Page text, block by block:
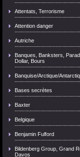
Attentats, Terrorisme
Attention danger
Autriche
Banques, Banksters,
Dollar, Bours
Banquise/Arctique/
Bases secrètes
Baxter
Belgique
Benjamin Fulford
Bildenberg Group, Grand
Davos